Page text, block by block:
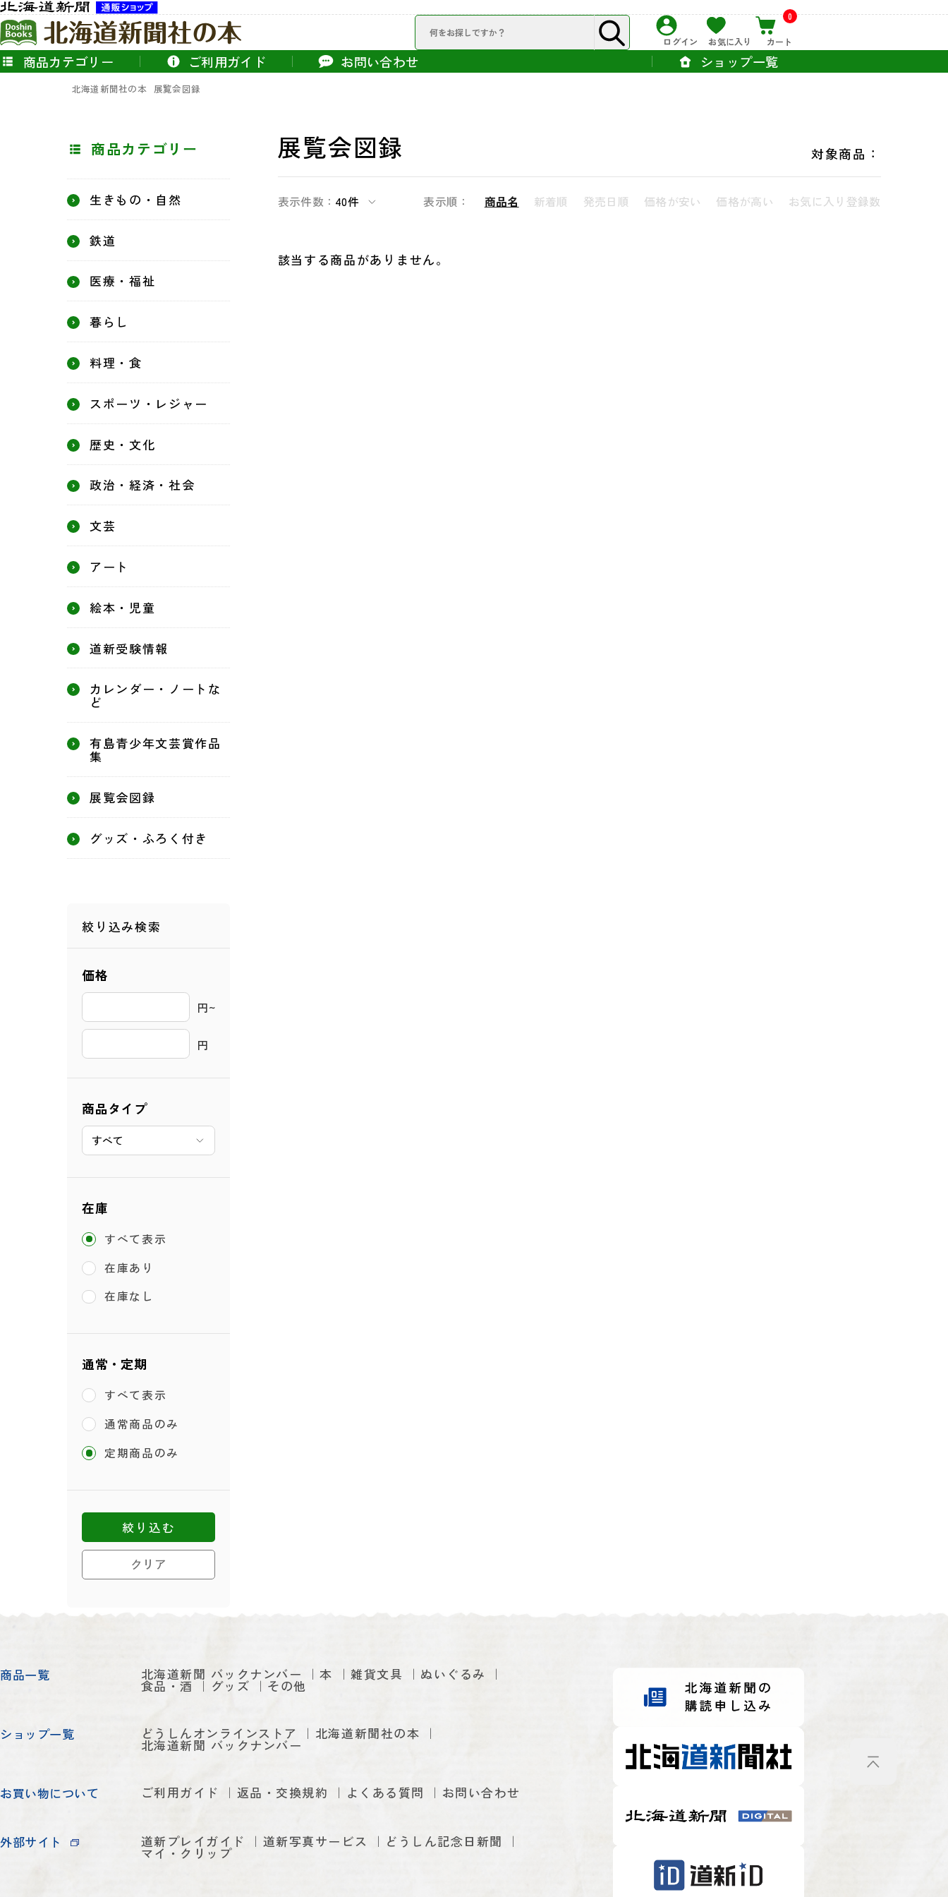
ログイン お気に入り
0
カート
商品カテゴリー ショップ一覧
ご利用ガイド お問い合わせ
北海道新聞社の本 展覧会図録
商品カテゴリー
生きもの・自然
鉄道
医療・福祉
暮らし
料理・食
スポーツ・レジャー
歴史・文化
政治・経済・社会
文芸
アート
絵本・児童
道新受験情報
カレンダー・ノートな
ど
有島青少年文芸賞作品
集
展覧会図録
グッズ・ふろく付き
絞り込み検索
価格
円~
円
商品タイプ
在庫
すべて表示
在庫あり
在庫なし
通常・定期
すべて表示
通常商品のみ
定期商品のみ
クリア
絞り込む
展覧会図録 対象商品：
表示件数： 40件 表示順： 商品名 新着順 発売日順 価格が安い 価格が高い お気に入り登録数
該当する商品がありません。
商品一覧 北海道新聞 バックナンバー 本 雑貨文具 ぬいぐるみ
食品・酒 グッズ その他
ショップ一覧 どうしんオンラインストア 北海道新聞社の本
北海道新聞 バックナンバー
お買い物について ご利用ガイド 返品・交換規約 よくある質問 お問い合わせ
外部サイト 道新プレイガイド 道新写真サービス どうしん記念日新聞
マイ・クリップ